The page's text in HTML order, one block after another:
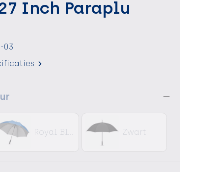
27 Inch Paraplu
03
Zwart